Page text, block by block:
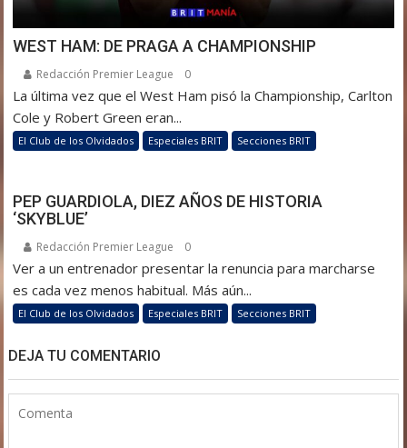
WEST HAM: DE PRAGA A CHAMPIONSHIP
Redacción Premier League 0
La última vez que el West Ham pisó la Championship, Carlton
Cole y Robert Green eran...
El Club de los Olvidados Especiales BRIT Secciones BRIT
PEP GUARDIOLA, DIEZ AÑOS DE HISTORIA
‘SKYBLUE’
Redacción Premier League 0
Ver a un entrenador presentar la renuncia para marcharse
es cada vez menos habitual. Más aún...
El Club de los Olvidados Especiales BRIT Secciones BRIT
DEJA TU COMENTARIO